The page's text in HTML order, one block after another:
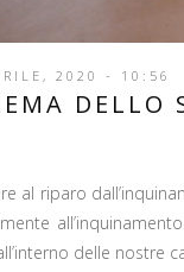
2020 - 10:56
DELLO
al riparo
delle nostre